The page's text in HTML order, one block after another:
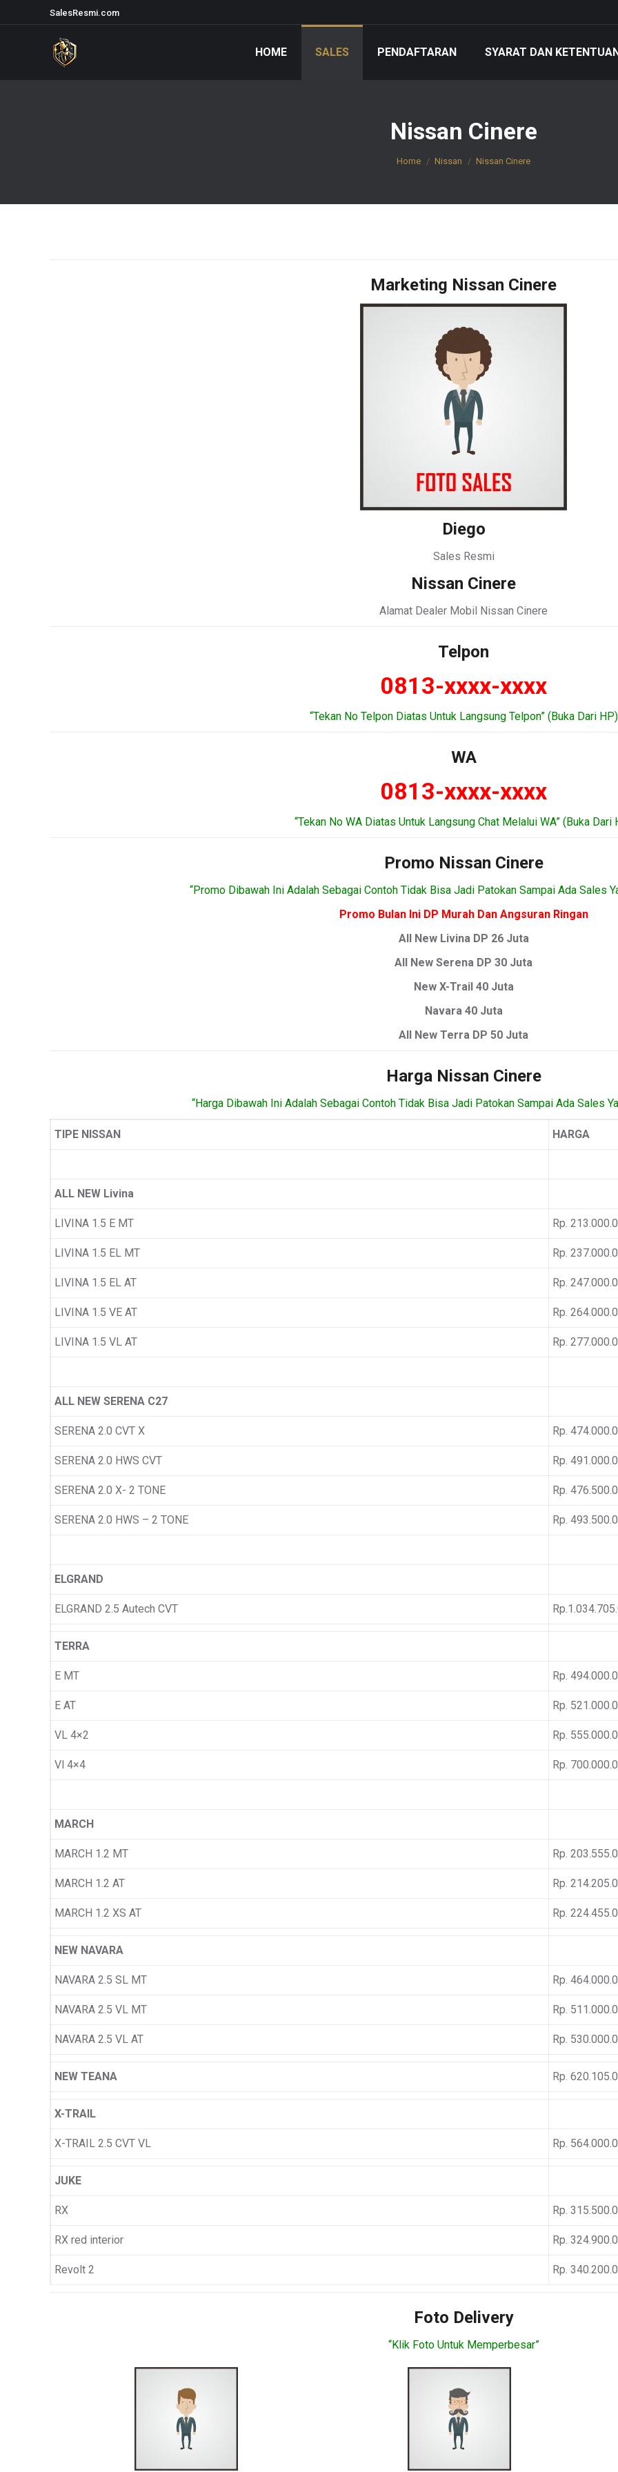
SalesResmi.com
HOME SALES PENDAFTARAN SYARAT DAN
Nissan Cinere
Home Nissan Nissan Cinere
Marketing Nissan Cinere
Diego
Sales Resmi
Nissan Cinere
Alamat Dealer Mobil Nissan Cinere
Telpon
0813-xxxx-xxxx
“Tekan No Telpon Diatas Untuk Langsung Telpon” (Buka Dari HP)
WA
0813-xxxx-xxxx
“Tekan No WA Diatas Untuk Langsung Chat Melalui WA” (Buka Dari
Promo Nissan Cinere
“Promo Dibawah Ini Adalah Sebagai Contoh Tidak Bisa Jadi Patokan Sampai Ada Sales
Promo Bulan Ini DP Murah Dan Angsuran Ringan
All New Livina DP 26 Juta
All New Serena DP 30 Juta
New X-Trail 40 Juta
Navara 40 Juta
All New Terra DP 50 Juta
Harga Nissan Cinere
“Harga Dibawah Ini Adalah Sebagai Contoh Tidak Bisa Jadi Patokan Sampai Ada Sales
TIPE NISSAN HARGA
ALL NEW Livina
LIVINA 1.5 E MT Rp.
LIVINA 1.5 EL MT Rp.
LIVINA 1.5 EL AT Rp.
LIVINA 1.5 VE AT Rp.
LIVINA 1.5 VL AT Rp.
ALL NEW SERENA C27
SERENA 2.0 CVT X Rp.
SERENA 2.0 HWS CVT Rp.
SERENA 2.0 X- 2 TONE Rp.
SERENA 2.0 HWS – 2 TONE Rp.
ELGRAND
ELGRAND 2.5 Autech CVT
TERRA
E MT Rp.
E AT Rp.
VL 4×2 Rp.
Vl 4×4 Rp.
MARCH
MARCH 1.2 MT Rp.
MARCH 1.2 AT Rp.
MARCH 1.2 XS AT Rp.
NEW NAVARA
NAVARA 2.5 SL MT Rp.
NAVARA 2.5 VL MT Rp.
NAVARA 2.5 VL AT Rp.
NEW TEANA Rp.
X-TRAIL
X-TRAIL 2.5 CVT VL Rp.
JUKE
RX Rp.
RX red interior Rp.
Revolt 2 Rp.
Foto Delivery
“Klik Foto Untuk Memperbesar”